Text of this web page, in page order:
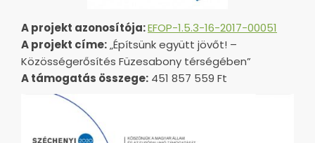
A projekt azonosítója:EFOP-1.5.3-16-2017-00051
A projekt címe:„Építsünk együtt jövőt! –
Közösségerősítés Füzesabony térségében”
A támogatás összege: 451 857 559 Ft